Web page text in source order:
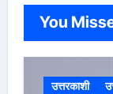
You
उत्तरकाशी